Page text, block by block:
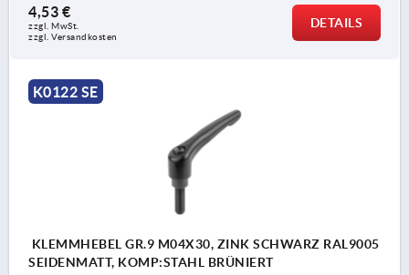
4,53 €
zzgl. MwSt.
zzgl. Versandkosten
DETAILS
K0122 SE
KLEMMHEBEL GR.9 M04X30, ZINK SCHWARZ RAL9005
SEIDENMATT, KOMP:STAHL BRÜNIERT